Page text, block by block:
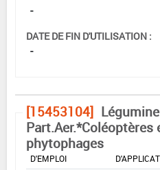
-
DATE DE FIN D'UTILISATION :
-
[15453104]
phytophages
DOSE MAX
D'EMPLOI